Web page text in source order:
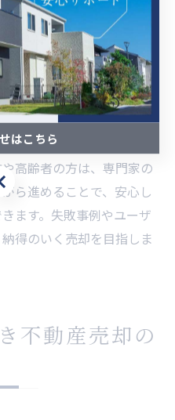
、1. 所有権・抵当権の確
、3. 売却理由の明確化、
容精査、5. 税金や諸費用
れらを売却準備段階から
、トラブル予防の王道で
高齢者の方は、専門家の
ら進めることで、安心し
ます。失敗事例やユーザ
得のいく売却を目指しま
不動産売却の
はこちら